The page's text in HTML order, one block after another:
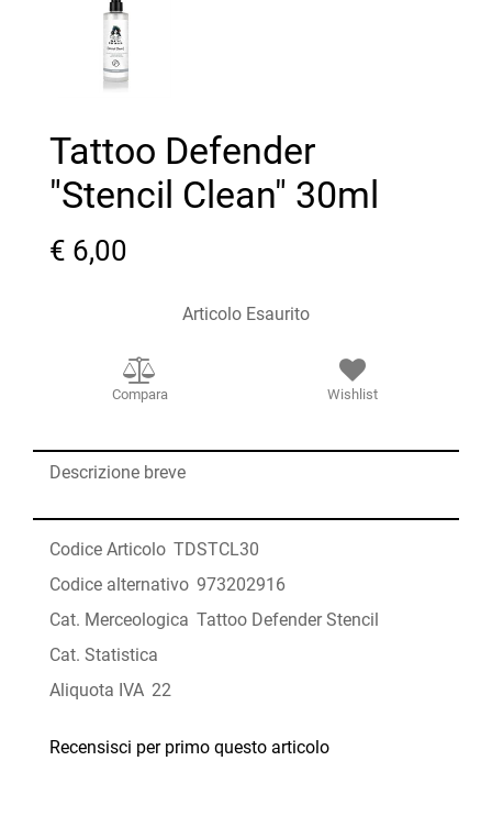
Tattoo Defender
"Stencil Clean" 30ml
€ 6,00
Articolo Esaurito
Compara Wishlist
Descrizione breve
Codice Articolo TDSTCL30
Codice alternativo 973202916
Cat. Merceologica Tattoo Defender Stencil
Cat. Statistica
Aliquota IVA 22
Recensisci per primo questo articolo